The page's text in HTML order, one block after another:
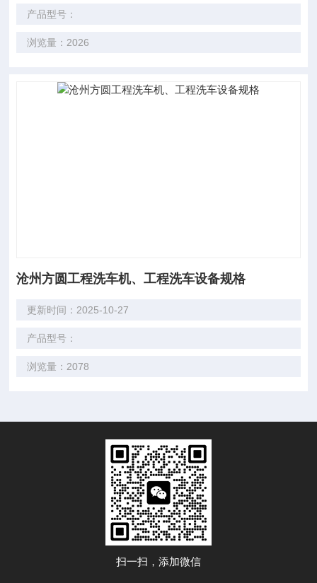
产品型号：
浏览量：2026
沧州方圆工程洗车机、工程洗车设备规格
更新时间：2025-10-27
产品型号：
浏览量：2078
扫一扫，添加微信